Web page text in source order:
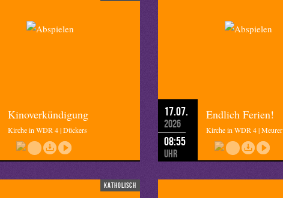
Kinoverkündigung
Kirche in WDR 4 | Dückers
17.07.
2026
08:55
Uhr
Endlich Ferien!
Kirche in WDR 4 | Meurer
katholisch